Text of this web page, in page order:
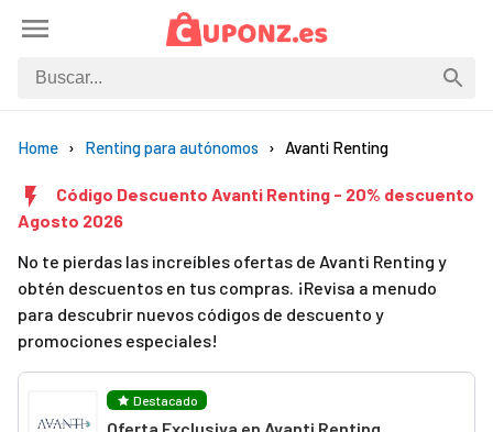
Home Renting para autónomos Avanti Renting
Código Descuento Avanti Renting - 20% descuento
Agosto 2026
No te pierdas las increíbles ofertas de Avanti Renting y
obtén descuentos en tus compras. ¡Revisa a menudo
para descubrir nuevos códigos de descuento y
promociones especiales!
Destacado